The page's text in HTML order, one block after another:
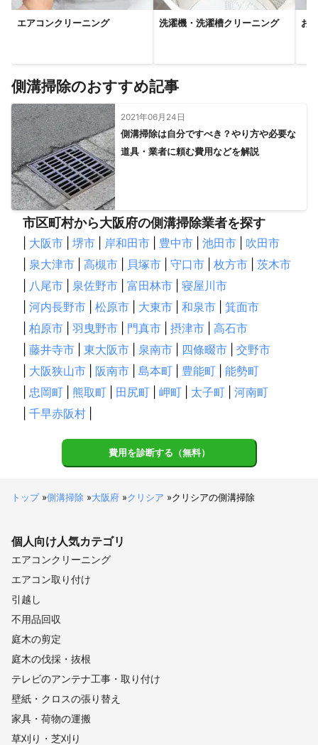
何千件と作業してきた中で培った技術があります
私たちはお客様のお悩みや気になることに耳を傾けております。
作業の際に、気になる部分や悩みをヒアリングしたり、
作業箇所に付随したメンテナンスのアドバイスや知らなかったこ
となど
なにかプラスアルファお客様に還元できることは何か
を考えながら作業にあたっています
勿論、いろいろと聞かれるのが面倒という方には黙って作業させ
て頂きます。
★★★設備の知識やオプションが充実★★★
建物の設備を熟知したプロが作業を行います。
多数の経験を活かし安心安全な施工をお約束します。
設備のプロでもある私たちに何でもお気軽に聞いちゃってくださ
エアコンクリーニング 洗濯機・洗濯槽クリーニング お
側溝掃除のおすすめ記事
2021年06月24日
側溝掃除は自分ですべき？やり方や必要な
道具・業者に頼む費用などを解説
市区町村から大阪府の側溝掃除業者を探す
大阪市 堺市 岸和田市 豊中市 池田市
吹田市
泉大津市 高槻市 貝塚市 守口市 枚方市
茨木市
八尾市 泉佐野市 富田林市
寝屋川市
河内長野市 松原市 大東市 和泉市
箕面市
柏原市 羽曳野市 門真市 摂津市
高石市
藤井寺市 東大阪市 泉南市 四條畷市
交野市
大阪狭山市 阪南市 島本町 豊能町
能勢町
忠岡町 熊取町 田尻町 岬町 太子町
河南町
千早赤阪村
費用を診断する（無料）
トップ»側溝掃除 »大阪府 »クリシア »クリシアの側溝掃除
個人向け人気カテゴリ
エアコンクリーニング
エアコン取り付け
引越し
不用品回収
庭木の剪定
庭木の伐採・抜根
テレビのアンテナ工事・取り付け
壁紙・クロスの張り替え
家具・荷物の運搬
草刈り・芝刈り